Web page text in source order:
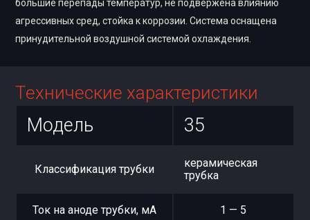
большие перепады температур, не подвержена влиянию
агрессивных сред, стойка к коррозии. Система оснащена
принудительной воздушной системой охлаждения.
Технические характеристики
Модель 35
Классификация трубки
керамическая
трубка
Ток на аноде трубки, мА 1 — 5